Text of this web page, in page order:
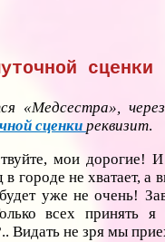
сценки
«Медсестра»,
сценки реквизит.
мои дорогие!
городе не хватает, а
уже не очень!
всех принять я
Видать не зря мы